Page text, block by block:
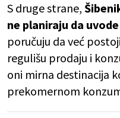
S druge strane,
ne planiraju da
poručuju da već
regulišu prodaju i
oni mirna destinacija
prekomernom